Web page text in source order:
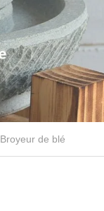
Broyeur de blé